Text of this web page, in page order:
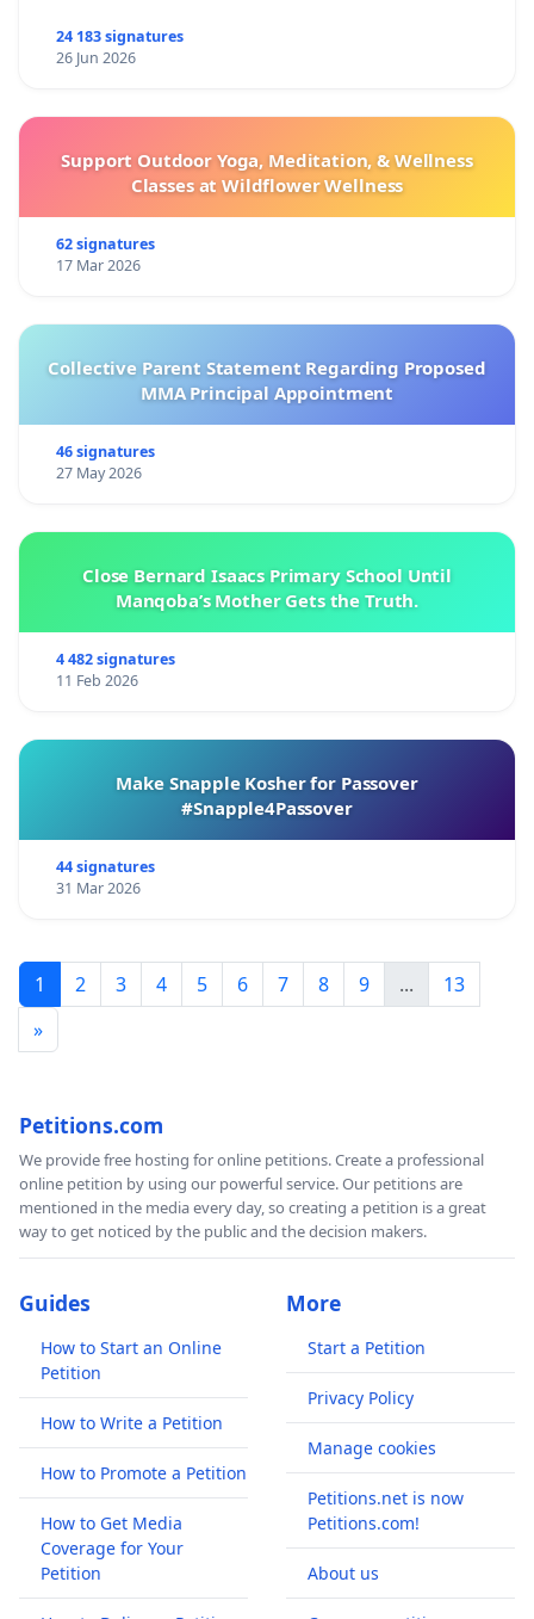
24 183 signatures
26 Jun 2026
Support Outdoor Yoga, Meditation, & Wellness
Classes at Wildflower Wellness
62 signatures
17 Mar 2026
Collective Parent Statement Regarding Proposed
MMA Principal Appointment
46 signatures
27 May 2026
Close Bernard Isaacs Primary School Until
Manqoba’s Mother Gets the Truth.
4 482 signatures
11 Feb 2026
Make Snapple Kosher for Passover
#Snapple4Passover
44 signatures
31 Mar 2026
1 2 3 4 5 6 7 8 9 ...
13
»
Petitions.com
We provide free hosting for online petitions. Create a professional
online petition by using our powerful service. Our petitions are
mentioned in the media every day, so creating a petition is a great
way to get noticed by the public and the decision makers.
Guides
How to Start an Online
Petition
How to Write a Petition
How to Promote a Petition
How to Get Media
Coverage for Your
Petition
More
Start a Petition
Privacy Policy
Manage cookies
Petitions.net is now
Petitions.com!
About us